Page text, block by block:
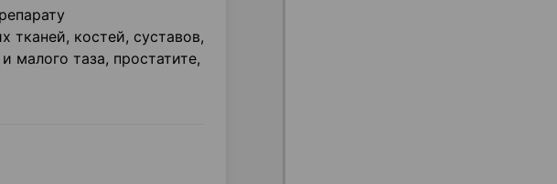
тканей, костей, суставов,
таза, простатите,